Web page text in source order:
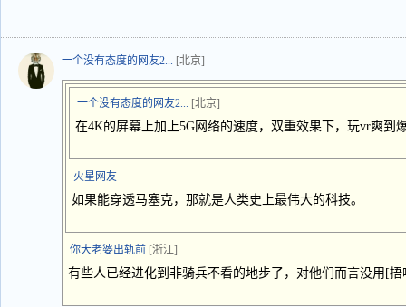
一个没有态度的网友2... [北京]
一个没有态度的网友2... [北京]
在4K的屏幕上加上5G网络的速度，双重效果下，玩vr爽到
火星网友
如果能穿透马塞克，那就是人类史上最伟大的科技。
你大老婆出轨前 [浙江]
有些人已经进化到非骑兵不看的地步了，对他们而言没用[捂